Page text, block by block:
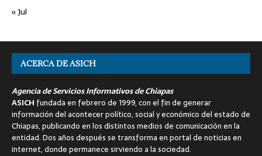
« Jul
ACERCA DE ASICH
Agencia de Servicios Informativos de Chiapas
ASICH fundada en febrero de 1999, con el fin de generar
información del acontecer político, social y económico del estado de
Chiapas, publicando en los distintos medios de comunicación en la
entidad. Dos años después se transforma en portal de noticias en
internet, donde permanece sirviendo a la sociedad.